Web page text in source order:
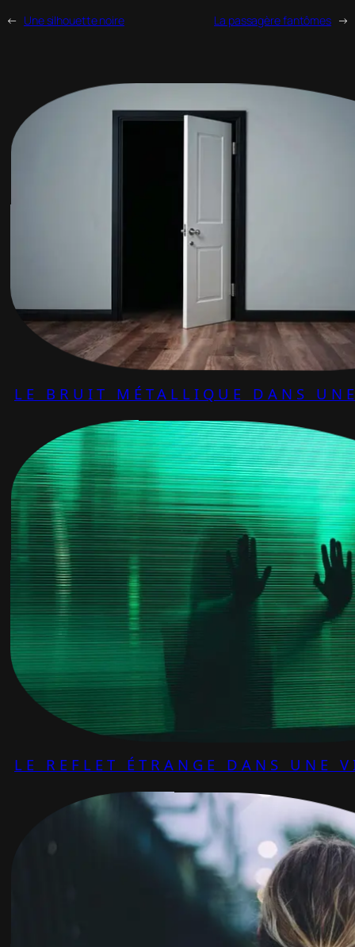
← Une silhouette noire La passagère fantômes →
LE BRUIT MÉTALLIQUE DANS
LE REFLET ÉTRANGE DANS UNE